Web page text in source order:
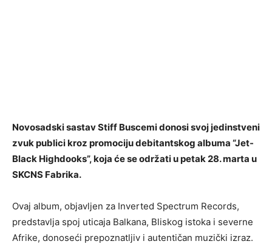
Novosadski sastav Stiff Buscemi donosi svoj jedinstveni
zvuk publici kroz promociju debitantskog albuma “Jet-
Black Highdooks”, koja će se održati u petak 28. marta u
SKCNS Fabrika.
Ovaj album, objavljen za Inverted Spectrum Records,
predstavlja spoj uticaja Balkana, Bliskog istoka i severne
Afrike, donoseći prepoznatljiv i autentičan muzički izraz.